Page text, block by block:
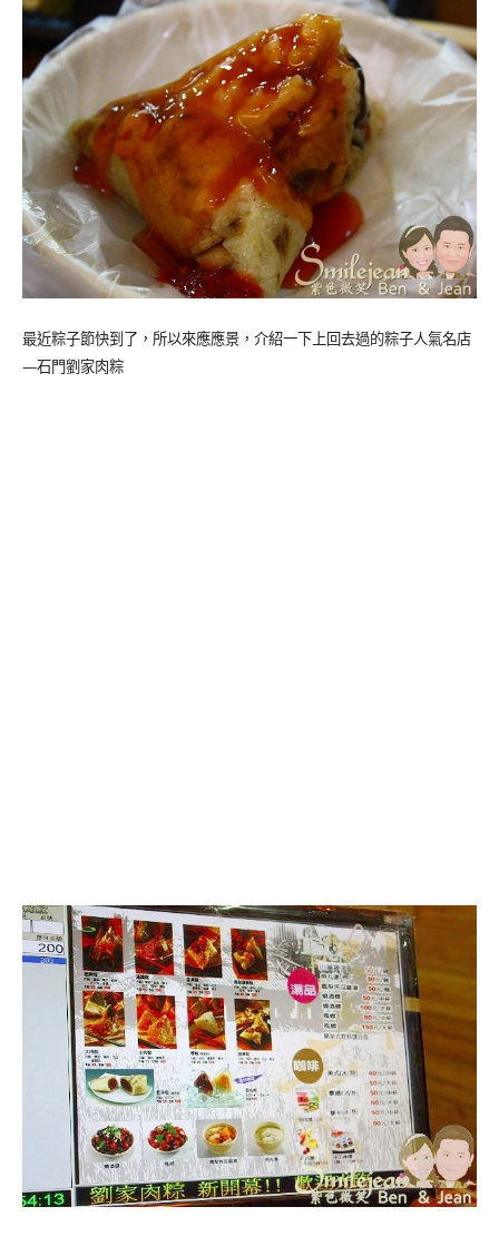
最近粽子節快到了，所以來應應景，介紹一下上回去過的粽子人氣名店
—石門劉家肉粽